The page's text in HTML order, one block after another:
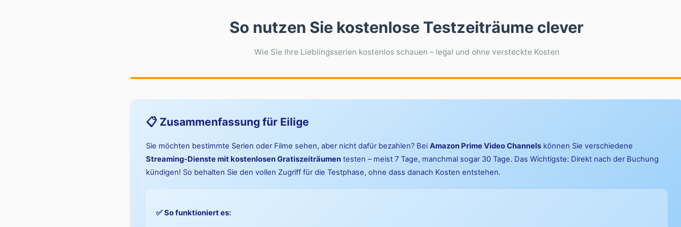
So nutzen Sie kostenlose Testzeiträume clever
Wie Sie Ihre Lieblingsserien kostenlos schauen – legal und ohne versteckte Kosten
📋 Zusammenfassung für Eilige
Sie möchten bestimmte Serien oder Filme sehen, aber nicht dafür bezahlen? Bei Amazon Prime Video Channels können Sie verschiedene
Streaming-Dienste mit kostenlosen Gratiszeiträumen testen – meist 7 Tage, manchmal sogar 30 Tage. Das Wichtigste: Direkt nach der Buchung
kündigen! So behalten Sie den vollen Zugriff für die Testphase, ohne dass danach Kosten entstehen.
✅ So funktioniert es: